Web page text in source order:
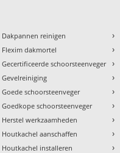
Dakpannen reinigen
Flexim dakmortel
Gecertificeerde schoorsteenveger
Gevelreiniging
Goede schoorsteenveger
Goedkope schoorsteenveger
Herstel werkzaamheden
Houtkachel aanschaffen
Houtkachel installeren
›
›
›
›
›
›
›
›
›